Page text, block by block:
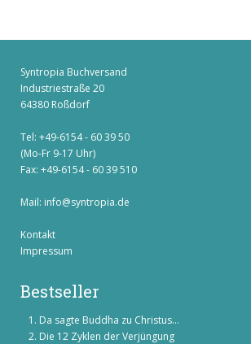
Syntropia Buchversand
Industriestraße 20
64380 Roßdorf
Tel: +49-6154 - 60 39 50
(Mo-Fr 9-17 Uhr)
Fax: +49-6154 - 60 39 510
Mail: info@syntropia.de
Kontakt
Impressum
Bestseller
Da sagte Buddha zu Christus...
Die 12 Zyklen der Verjüngung